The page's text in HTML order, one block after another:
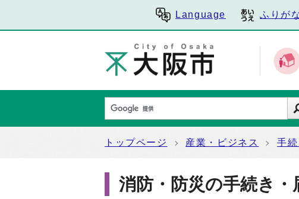
Language ふりが
トップページ 産業・ビジネス 手
消防・防災の手続き・